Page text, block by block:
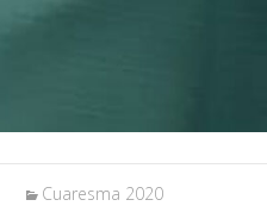
Cuaresma 2020